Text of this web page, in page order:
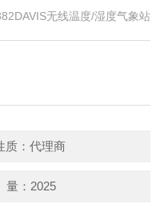
无线温度/湿度气象站
质：代理商
：2025